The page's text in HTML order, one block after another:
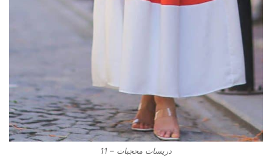
دريسات محجبات – 11